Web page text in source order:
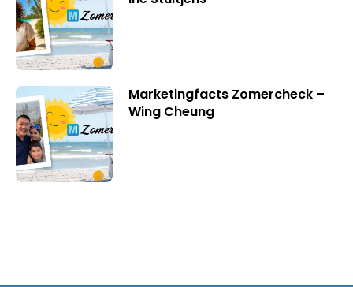
Marketingfacts Zomercheck –
Wing Cheung